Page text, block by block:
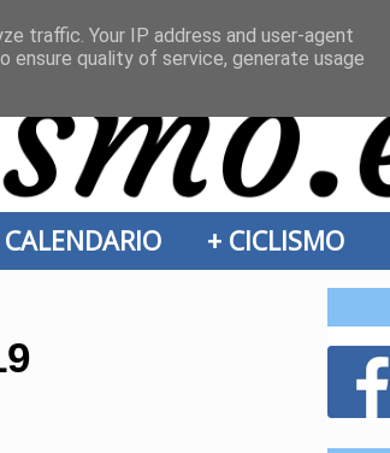
CALENDARIO + CICLISMO
traffic. Your IP address and user-agent
ensure quality of service, generate usage